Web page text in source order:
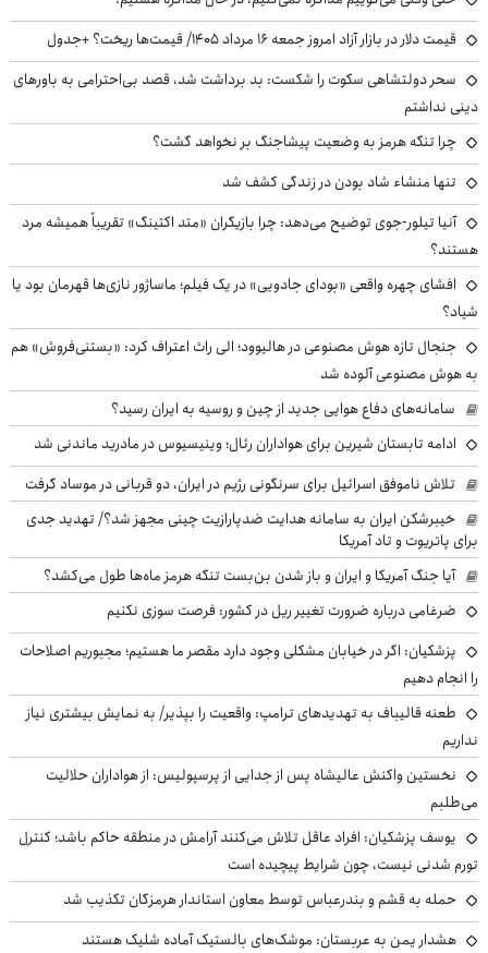
قیمت دلار در بازار آزاد امروز جمعه ۱۶ مرداد ۱۴۰۵/ قیمت‌ها ریخت؟ +جدول
سحر دولتشاهی سکوت را شکست: بد برداشت شد، قصد بی‌احترامی به باورهای
دینی نداشتم
چرا تنگه هرمز به وضعیت پیشاجنگ بر نخواهد گشت؟
تنها منشاء شاد بودن در زندگی کشف شد
آنیا تیلور-جوی توضیح می‌دهد: چرا بازیگران «متد اکتینگ» تقریباً همیشه مرد
هستند؟
افشای چهره واقعی «بودای جادویی» در یک فیلم؛ ماساژور نازی‌ها قهرمان بود یا
شیاد؟
جنجال تازه هوش مصنوعی در هالیوود؛ الی راث اعتراف کرد: «بستنی‌فروش» هم
به هوش مصنوعی آلوده شد
سامانه‌های دفاع هوایی جدید از چین و روسیه به ایران رسید؟
ادامه تابستان شیرین برای هواداران رئال؛ وینیسیوس در مادرید ماندنی شد
تلاش ناموفق اسرائیل برای سرنگونی رژیم در ایران، دو قربانی در موساد گرفت
خیبرشکن ایران به سامانه هدایت ضدپارازیت چینی مجهز شد؟/ تهدید جدی
برای پاتریوت و تاد آمریکا
آیا جنگ آمریکا و ایران و باز شدن بن‌بست تنگه هرمز ماه‌ها طول می‌کشد؟
ضرغامی درباره ضرورت تغییر ریل در کشور: فرصت سوزی نکنیم
پزشکیان: اگر در خیابان مشکلی وجود دارد مقصر ما هستیم؛ مجبوریم اصلاحات
را انجام دهیم
طعنه قالیباف به تهدیدهای ترامپ: واقعیت را بپذیر/ به نمایش بیشتری نیاز
نداریم
نخستین واکنش عالیشاه پس از جدایی از پرسپولیس: از هواداران حلالیت
می‌طلبم
یوسف پزشکیان: افراد عاقل تلاش می‌کنند آرامش در منطقه حاکم باشد؛ کنترل
تورم شدنی نیست، چون شرایط پیچیده است
حمله به قشم و بندرعباس توسط معاون استاندار هرمزگان تکذیب شد
هشدار یمن به عربستان: موشک‌های بالستیک آماده شلیک هستند